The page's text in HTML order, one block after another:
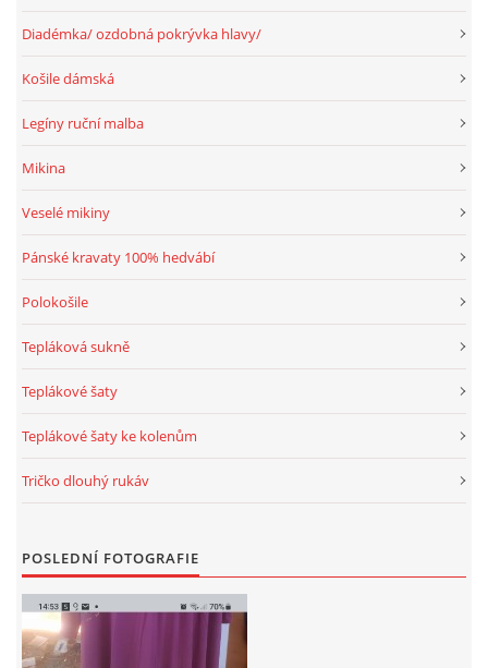
Diadémka/ ozdobná pokrývka hlavy/
Košile dámská
Legíny ruční malba
Mikina
Veselé mikiny
Pánské kravaty 100% hedvábí
Polokošile
Tepláková sukně
Teplákové šaty
Teplákové šaty ke kolenům
Tričko dlouhý rukáv
POSLEDNÍ FOTOGRAFIE